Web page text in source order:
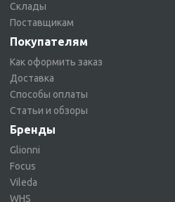
Склады
Поставщикам
Покупателям
Как оформить заказ
Доставка
Способы оплаты
Статьи и обзоры
Бренды
Glionni
Focus
Vileda
WHS